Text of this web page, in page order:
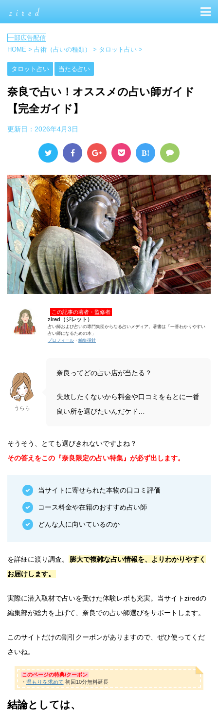
HOME > 占術（占いの種類） > タロット占い >
タロット占い 当たる占い
奈良で占い！オススメの占い師ガイド
【完全ガイド】
更新日： 2026年4月3日
B!
この記事の著者・監修者
zired（ジレット）
占い師および占いの専門集団からなる占いメディア。著書は「一番わかりやすい
占い師になるための本」
プロフィール ・ 編集指針
うらら
奈良ってどの占い店が当たる？
失敗したくないから料金や口コミをもとに一番
良い所を選びたいんだケド…
そうそう、とても選びきれないですよね？
その答えをこの『奈良限定の占い特集』が必ず出します。
当サイトに寄せられた本物の口コミ評価
コース料金や在籍のおすすめ占い師
どんな人に向いているのか
を詳細に渡り調査。
膨大で複雑な占い情報を、よりわかりやすく
お届けします。
実際に潜入取材で占いを受けた体験レポも充実。当サイトziredの
編集部が総力を上げて、奈良での占い師選びをサポートします。
このサイトだけの割引クーポンがありますので、ぜひ使ってくだ
さいね。
このページの特典/クーポン
・ 温もりを求めて 初回10分無料延長
結論としては、